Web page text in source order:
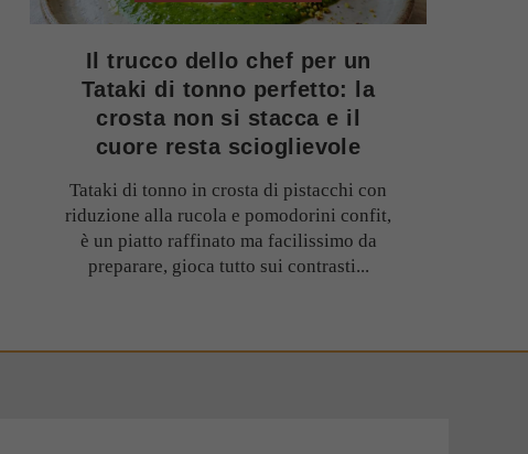
Il trucco dello chef per un
Tataki di tonno perfetto: la
crosta non si stacca e il
cuore resta scioglievole
Tataki di tonno in crosta di pistacchi con
riduzione alla rucola e pomodorini confit,
è un piatto raffinato ma facilissimo da
preparare, gioca tutto sui contrasti...